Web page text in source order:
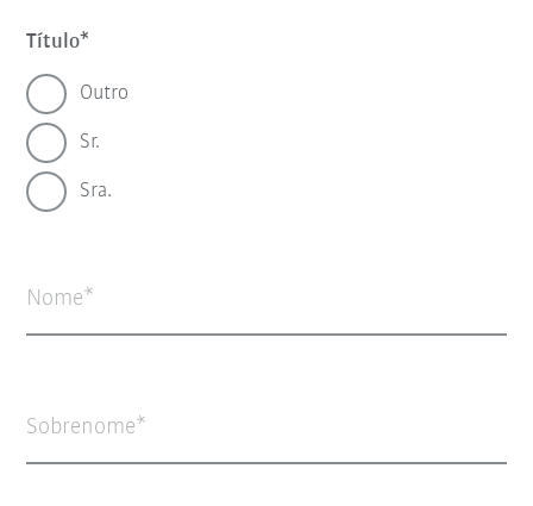
Título
Outro
Sr.
Sra.
Nome
Sobrenome